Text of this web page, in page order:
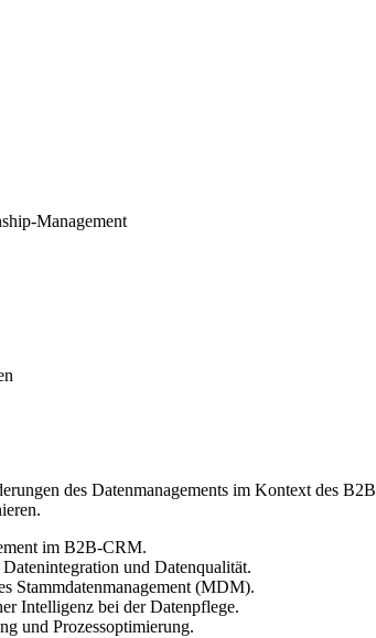
Management
des Datenmanagements im Kontext des
im B2B-CRM.
und Datenqualität.
Stammdatenmanagement (MDM).
Intelligenz bei der Datenpflege.
und Prozessoptimierung.